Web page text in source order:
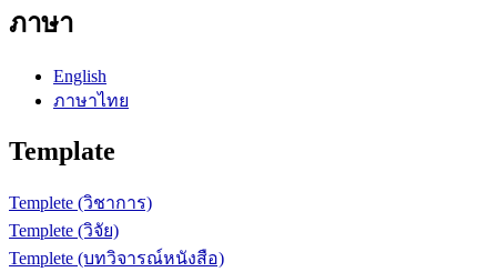
ภาษา
English
ภาษาไทย
Template
Templete (วิชาการ)
Templete (วิจัย)
Templete (บทวิจารณ์หนังสือ)